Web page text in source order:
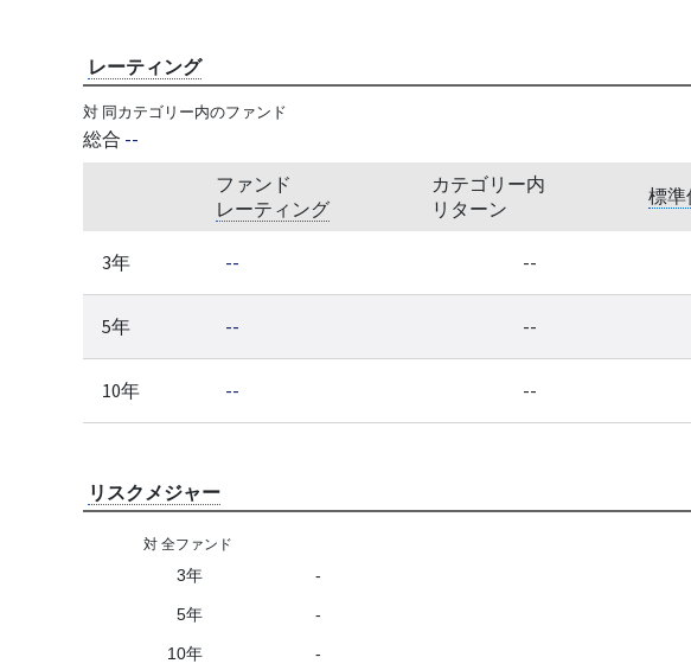
レーティング
対 同カテゴリー内のファンド
総合 --
ファンド
レーティング
カテゴリー内
リターン
標準
3年 -- --
5年 -- --
10年 -- --
リスクメジャー
対 全ファンド
3年 -
5年 -
10年 -